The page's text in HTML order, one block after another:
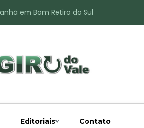
de Bom Retiro do Sul
do Sul
Editoriais Contato